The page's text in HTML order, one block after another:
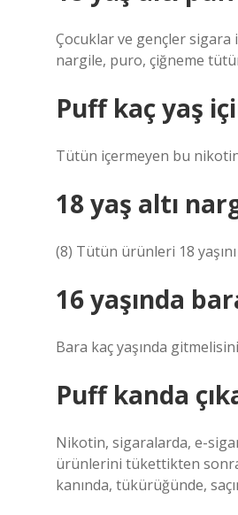
Çocuklar ve gençler sigara
nargile, puro, çiğneme
Puff kaç yaş
Tütün içermeyen bu
18 yaş altı
(8) Tütün ürünleri 18
16 yaşında
Bara kaç yaşında
Puff kanda
Nikotin, sigaralarda, e-
ürünlerini tükettikten
kanında, tükürüğünde,